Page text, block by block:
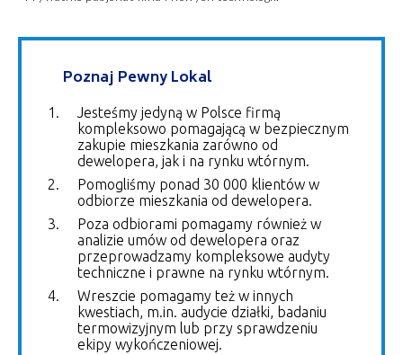
Poznaj Pewny Lokal
Jesteśmy jedyną w Polsce firmą
kompleksowo pomagającą w bezpiecznym
zakupie mieszkania zarówno od
dewelopera, jak i na rynku wtórnym.
Pomogliśmy ponad 30 000 klientów w
odbiorze mieszkania od dewelopera.
Poza odbiorami pomagamy również w
analizie umów od dewelopera oraz
przeprowadzamy kompleksowe audyty
techniczne i prawne na rynku wtórnym.
Wreszcie pomagamy też w innych
kwestiach, m.in. audycie działki, badaniu
termowizyjnym lub przy sprawdzeniu
ekipy wykończeniowej.